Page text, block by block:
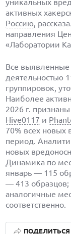
уникальных
активных
Россию,
направления
«Лаборатории
Все
деятельностью
группировок,
Наиболее
2026 г.
Hive0117 и
70% всех новых
период.
новых
Динамика по
январь — 115
— 413 образцов;
аналогичные
соответственно.
ПОДЕЛИТЬСЯ